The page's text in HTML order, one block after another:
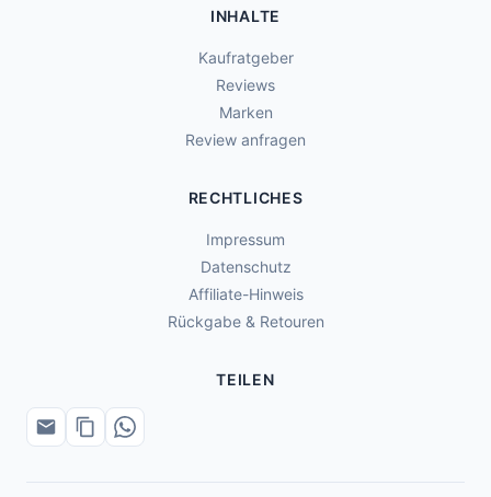
INHALTE
Kaufratgeber
Reviews
Marken
Review anfragen
RECHTLICHES
Impressum
Datenschutz
Affiliate-Hinweis
Rückgabe & Retouren
TEILEN